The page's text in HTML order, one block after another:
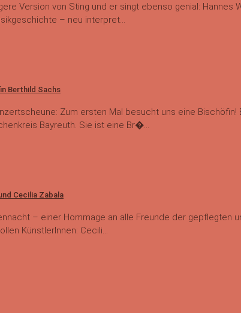
Version von Sting und er singt ebenso genial: Hannes
– neu interpret...
Berthild Sachs
Zum ersten Mal besucht uns eine
Bayreuth. Sie ist eine Br�...
Cecilia Zabala
– einer Hommage an alle Freunde der gepflegten
KünstlerInnen: Cecili...